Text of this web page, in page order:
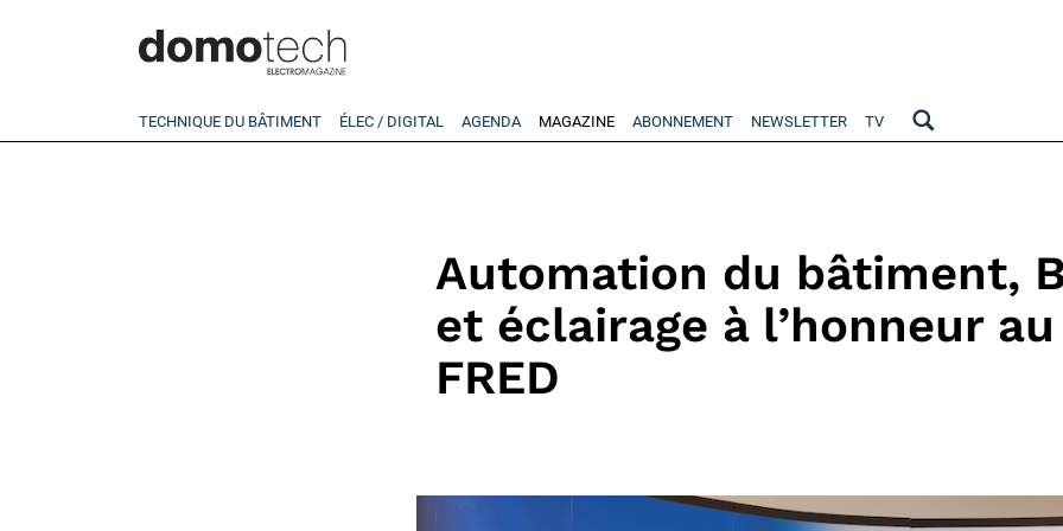
TECHNIQUE DU BÂTIMENT ÉLEC / DIGITAL AGENDA MAGAZINE ABONNEMENT NEWSLETTER TV
Automation du bâtiment,
et éclairage à l’honneur au
FRED